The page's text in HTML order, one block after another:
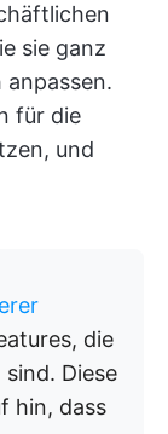
sie ganz
für die
und
die
Diese
hin, dass